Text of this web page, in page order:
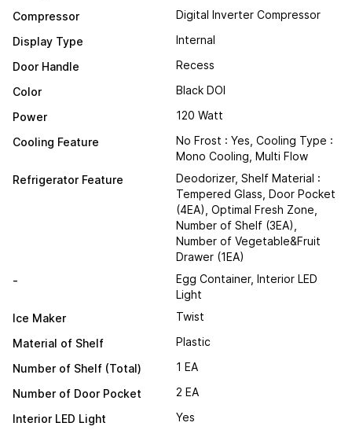
Compressor
Digital Inverter Compressor
Display Type
Internal
Door Handle
Recess
Color
Black DOI
Power
120 Watt
Cooling Feature
No Frost : Yes, Cooling Type :
Mono Cooling, Multi Flow
Refrigerator Feature
Deodorizer, Shelf Material :
Tempered Glass, Door Pocket
(4EA), Optimal Fresh Zone,
Number of Shelf (3EA),
Number of Vegetable&Fruit
Drawer (1EA)
-
Egg Container, Interior LED
Light
Ice Maker
Twist
Material of Shelf
Plastic
Number of Shelf (Total)
1 EA
Number of Door Pocket
2 EA
Interior LED Light
Yes